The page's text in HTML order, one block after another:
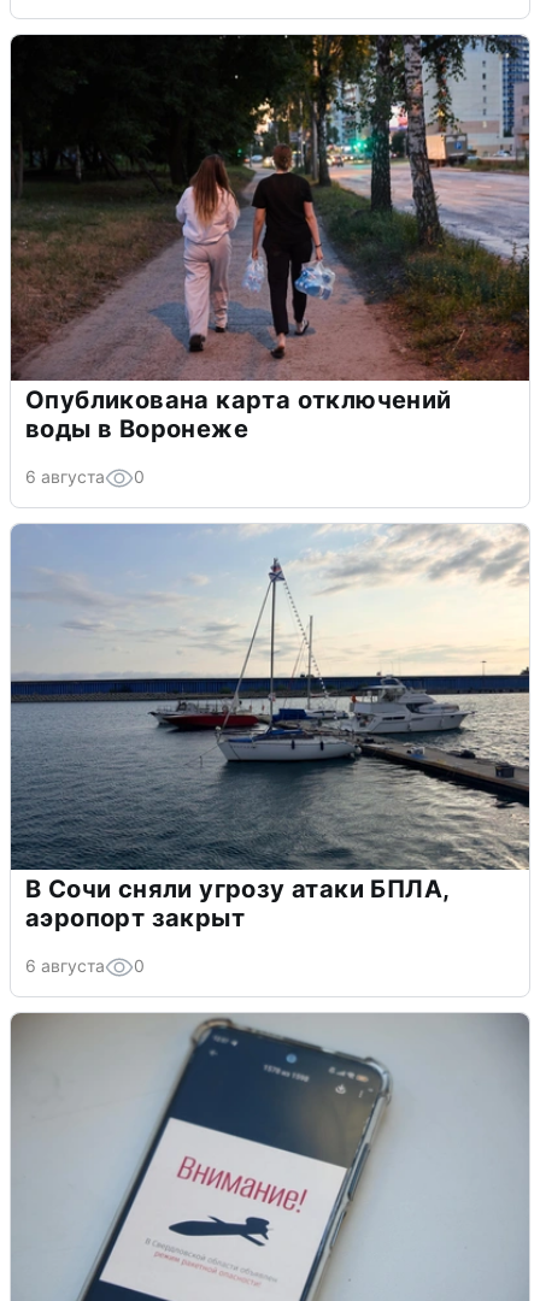
Опубликована карта отключений
воды в Воронеже
6 августа 0
В Сочи сняли угрозу атаки БПЛА,
аэропорт закрыт
6 августа 0